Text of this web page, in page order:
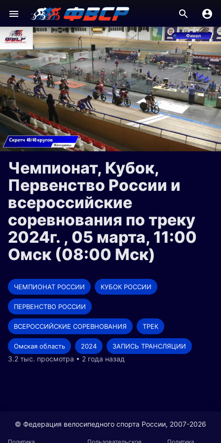
Чемпионат, Кубок,
Первенство России и
всероссийские
соревнования по треку
2024г. , 05 марта, 11:00
Омск (08:00 Мск)
ЧЕМПИОНАТ РОССИИ КУБОК РОССИИ
ПЕРВЕНСТВО РОССИИ
ВСЕРОССИЙСКИЕ СОРЕВНОВАНИЯ ТРЕК
Омская область 2024 ЗАПИСЬ ТРАНСЛЯЦИИ
3.2 тыс. просмотра • 2 года назад
© Федерация велосипедного спорта России, 2007-2026